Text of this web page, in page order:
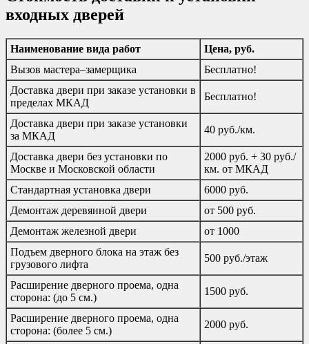
входных дверей
Наименование вида работ
Цена, руб.
Вызов мастера–замерщика
Бесплатно!
Доставка двери при заказе установки в
пределах МКАД
Бесплатно!
Доставка двери при заказе установки
за МКАД
40 руб./км.
Доставка двери без установки по
Москве и Московской области
2000 руб. + 30 руб./
км. от МКАД
Стандартная установка двери
6000 руб.
Демонтаж деревянной двери
от 500 руб.
Демонтаж железной двери
от 1000
Подъем дверного блока на этаж без
грузового лифта
500 руб./этаж
Расширение дверного проема, одна
сторона: (до 5 см.)
1500 руб.
Расширение дверного проема, одна
сторона: (более 5 см.)
2000 руб.